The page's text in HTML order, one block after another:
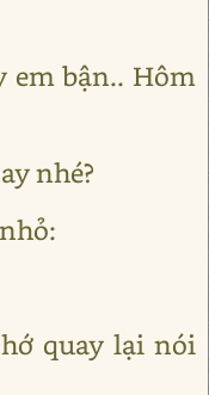
em bận.. Hôm
nhé?
quay lại nói